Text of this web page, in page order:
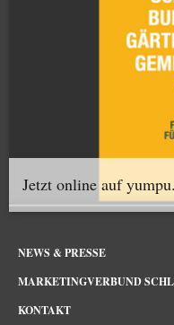
Jetzt online auf
NEWS & PRESSE
MARKETINGVERBUND
KONTAKT